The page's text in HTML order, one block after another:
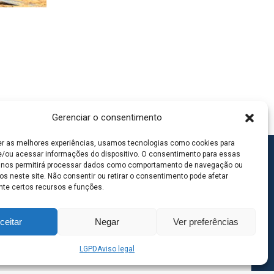
Gerenciar o consentimento
as melhores experiências, usamos tecnologias como cookies para
ou acessar informações do dispositivo. O consentimento para essas
permitirá processar dados como comportamento de navegação ou
neste site. Não consentir ou retirar o consentimento pode afetar
certos recursos e funções.
Negar Ver preferências
LGPDAviso legal